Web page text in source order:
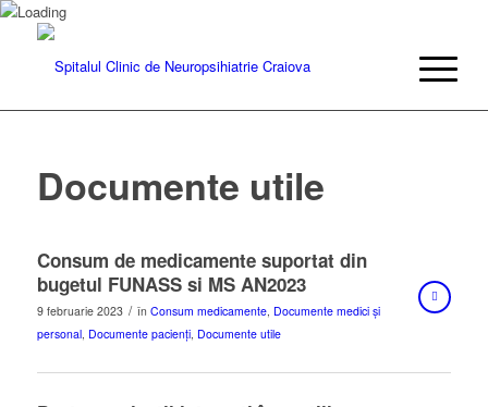
Documente utile
Consum de medicamente suportat din
bugetul FUNASS si MS AN2023
9 februarie 2023 / în Consum medicamente, Documente medici și
personal, Documente pacienți, Documente utile